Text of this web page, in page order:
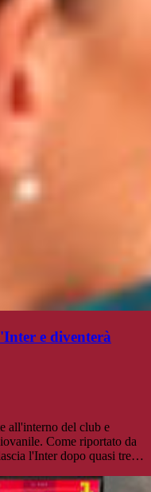
e diventerà
all'interno del club e
Come riportato da
l'Inter dopo quasi tre…